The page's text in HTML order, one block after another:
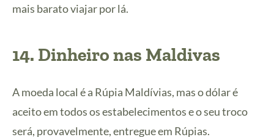
mais barato viajar por lá.
14. Dinheiro nas Maldivas
A moeda local é a Rúpia Maldívias, mas o dólar é
aceito em todos os estabelecimentos e o seu troco
será, provavelmente, entregue em Rúpias.